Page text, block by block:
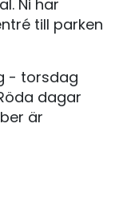
Ni har
till parken
- torsdag
dagar
är